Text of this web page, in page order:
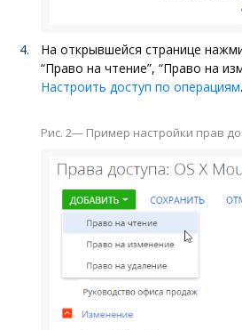
На открывшейся странице
“Право на чтение”, “Право на
Настроить доступ по операциям.
Рис. 2— Пример настройки прав